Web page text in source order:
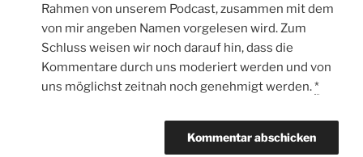
Rahmen von unserem Podcast, zusammen mit dem
von mir angeben Namen vorgelesen wird. Zum
Schluss weisen wir noch darauf hin, dass die
Kommentare durch uns moderiert werden und von
uns möglichst zeitnah noch genehmigt werden.*